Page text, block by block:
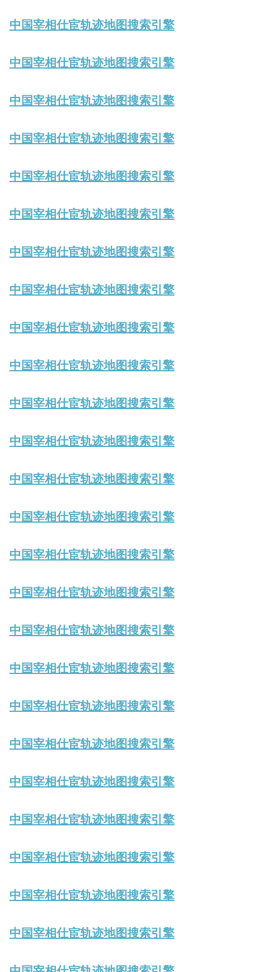
中国宰相仕宦轨迹地图搜索引擎
中国宰相仕宦轨迹地图搜索引擎
中国宰相仕宦轨迹地图搜索引擎
中国宰相仕宦轨迹地图搜索引擎
中国宰相仕宦轨迹地图搜索引擎
中国宰相仕宦轨迹地图搜索引擎
中国宰相仕宦轨迹地图搜索引擎
中国宰相仕宦轨迹地图搜索引擎
中国宰相仕宦轨迹地图搜索引擎
中国宰相仕宦轨迹地图搜索引擎
中国宰相仕宦轨迹地图搜索引擎
中国宰相仕宦轨迹地图搜索引擎
中国宰相仕宦轨迹地图搜索引擎
中国宰相仕宦轨迹地图搜索引擎
中国宰相仕宦轨迹地图搜索引擎
中国宰相仕宦轨迹地图搜索引擎
中国宰相仕宦轨迹地图搜索引擎
中国宰相仕宦轨迹地图搜索引擎
中国宰相仕宦轨迹地图搜索引擎
中国宰相仕宦轨迹地图搜索引擎
中国宰相仕宦轨迹地图搜索引擎
中国宰相仕宦轨迹地图搜索引擎
中国宰相仕宦轨迹地图搜索引擎
中国宰相仕宦轨迹地图搜索引擎
中国宰相仕宦轨迹地图搜索引擎